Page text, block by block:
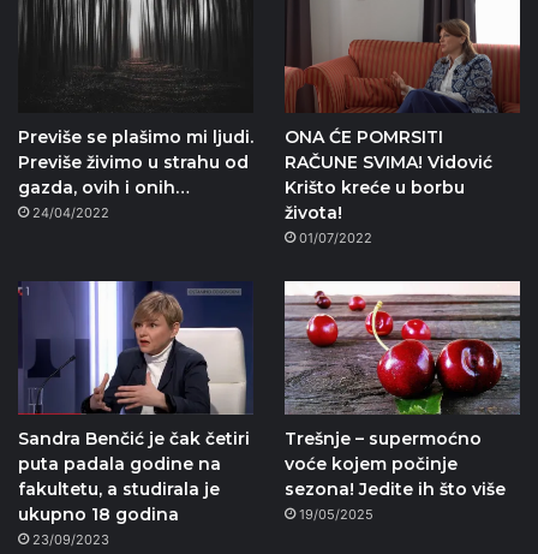
Previše se plašimo mi ljudi.
Previše živimo u strahu od
gazda, ovih i onih…
24/04/2022
ONA ĆE POMRSITI
RAČUNE SVIMA! Vidović
Krišto kreće u borbu
života!
01/07/2022
Sandra Benčić je čak četiri
puta padala godine na
fakultetu, a studirala je
ukupno 18 godina
23/09/2023
Trešnje – supermoćno
voće kojem počinje
sezona! Jedite ih što više
19/05/2025